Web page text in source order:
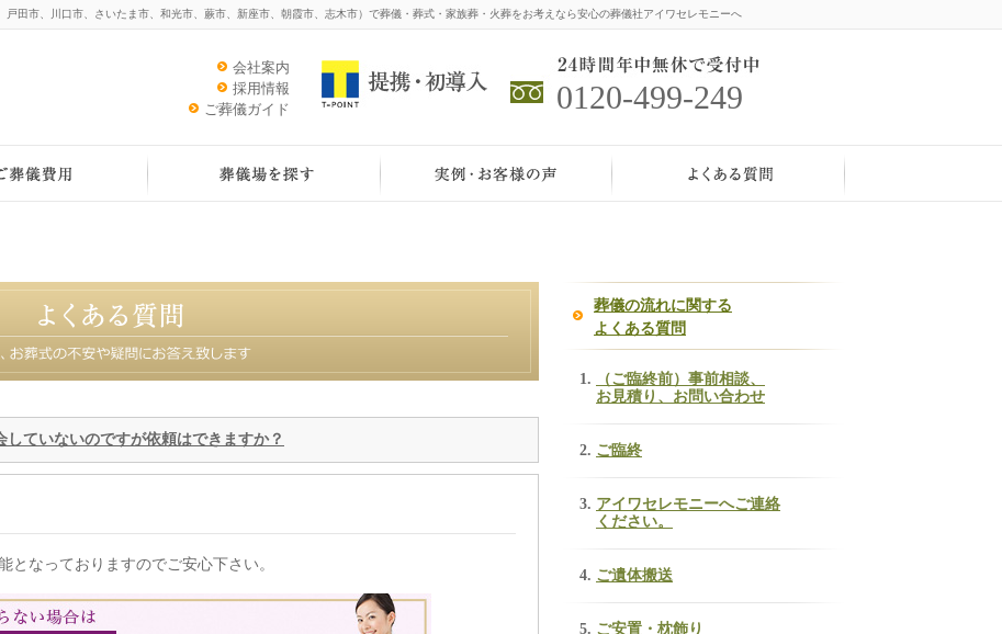
市、川口市、さいたま市、和光市、蕨市、新座市、朝霞市、志木市）で葬儀・葬式・家族葬・火葬をお考えなら安心の葬儀社アイワセレモニーへ
0120-499-249
会社案内
採用情報
ご葬儀ガイド
ていないのですが依頼はできますか？
となっておりますのでご安心下さい。
葬儀の流れに関する
よくある質問
（ご臨終前）事前相談、
お見積り、お問い合わせ
ご臨終
アイワセレモニーへご連絡
ください。
ご遺体搬送
ご安置・枕飾り